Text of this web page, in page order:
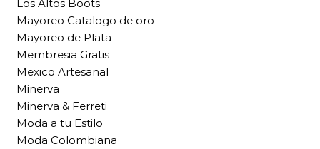
Los Altos Boots
Mayoreo Catalogo de oro
Mayoreo de Plata
Membresia Gratis
Mexico Artesanal
Minerva
Minerva & Ferreti
Moda a tu Estilo
Moda Colombiana